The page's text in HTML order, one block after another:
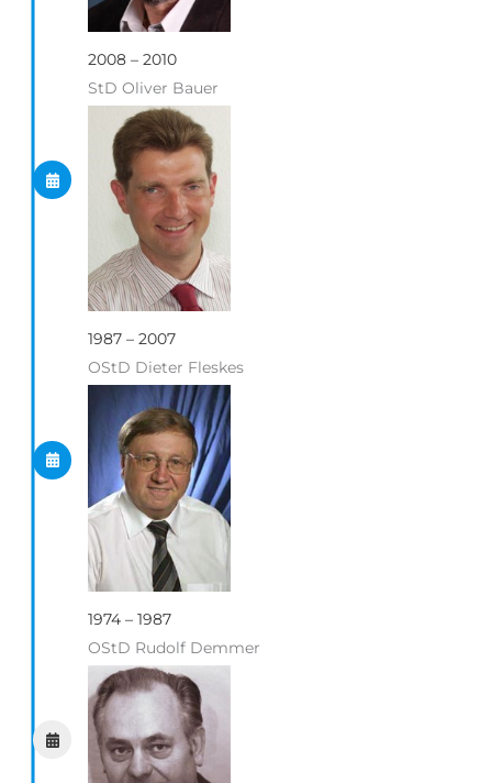
2008 – 2010
StD Oliver Bauer
1987 – 2007
OStD Dieter Fleskes
1974 – 1987
OStD Rudolf Demmer